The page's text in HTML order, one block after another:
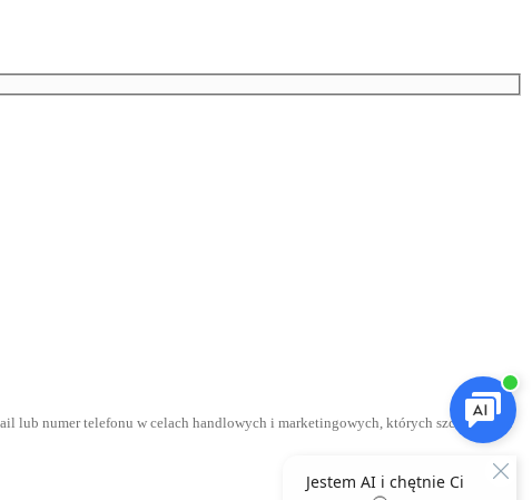
lub numer telefonu w celach handlowych i marketingowych, których szczegółowe